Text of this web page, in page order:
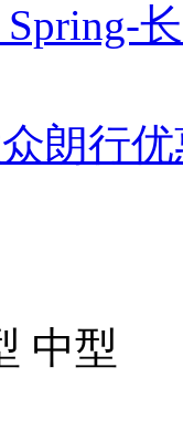
Spring-
朗行
中型